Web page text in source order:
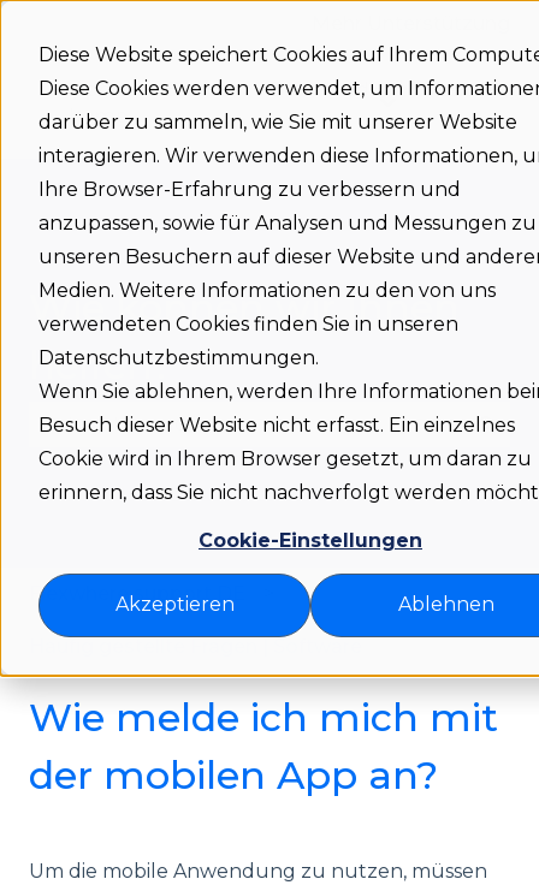
Diese Website speichert Cookies auf Ihrem
Diese Cookies werden verwendet, um
darüber zu sammeln, wie Sie mit unserer Website
interagieren. Wir verwenden diese Informationen,
Ihre Browser-Erfahrung zu verbessern und
anzupassen, sowie für Analysen und Messungen zu
unseren Besuchern auf dieser Website und
Medien. Weitere Informationen zu den von uns
verwendeten Cookies finden Sie in unseren
Datenschutzbestimmungen.
Wenn Sie ablehnen, werden Ihre Informationen
Besuch dieser Website nicht erfasst. Ein einzelnes
Cookie wird in Ihrem Browser gesetzt, um daran zu
erinnern, dass Sie nicht nachverfolgt werden
Cookie-Einstellungen
Akzeptieren Ablehnen
Support
home
Status
Download
Untermenü
Language
Wie können wir Ihnen
helfen?
Es gibt keine Vorschläge, da das Suchfeld leer
Flexwhere support DE
Wie melde ich mich mit
der mobilen App an?
Um die mobile Anwendung zu nutzen, müssen